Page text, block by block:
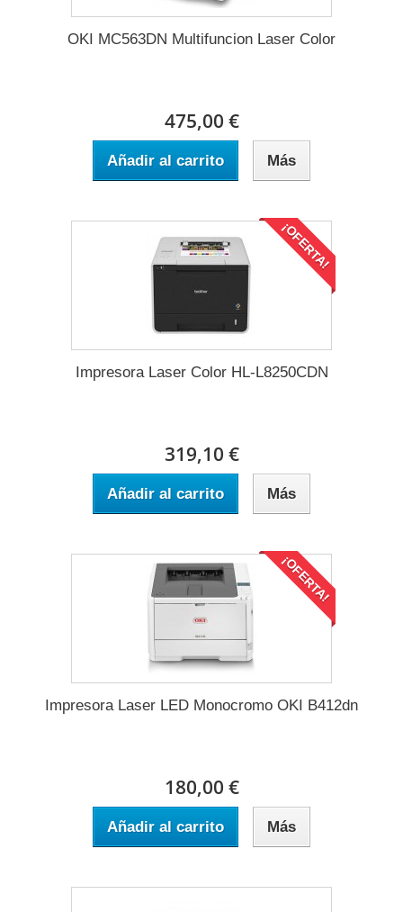
OKI MC563DN Multifuncion Laser Color
475,00 €
Añadir al carrito Más
¡OFERTA!
Impresora Laser Color HL-L8250CDN
319,10 €
Añadir al carrito Más
¡OFERTA!
Impresora Laser LED Monocromo OKI B412dn
180,00 €
Añadir al carrito Más